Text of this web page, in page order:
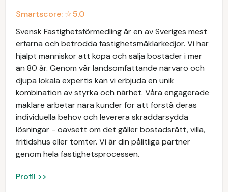
Smartscore: ☆5.0
Svensk Fastighetsförmedling är en av Sveriges mest
erfarna och betrodda fastighetsmäklarkedjor. Vi har
hjälpt människor att köpa och sälja bostäder i mer
än 80 år. Genom vår landsomfattande närvaro och
djupa lokala expertis kan vi erbjuda en unik
kombination av styrka och närhet. Våra engagerade
mäklare arbetar nära kunder för att förstå deras
individuella behov och leverera skräddarsydda
lösningar - oavsett om det gäller bostadsrätt, villa,
fritidshus eller tomter. Vi är din pålitliga partner
genom hela fastighetsprocessen.
Profil >>